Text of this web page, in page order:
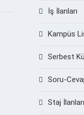
İş İlanları
Kampüs
Serbest
Soru-
Staj İlanları